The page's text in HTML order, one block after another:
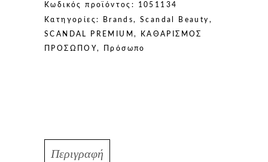
Bamboo
Charcoal
&
Ζάχαρη,
Κωδικός προϊόντος: 1051134
Κατηγορίες: Brands,Scandal Beauty ,
SCANDAL PREMIUM ,
ΚΑΘΑΡΙΣΜΟΣ
ΠΡΟΣΩΠΟΥ, Πρόσωπο
Περιγραφή